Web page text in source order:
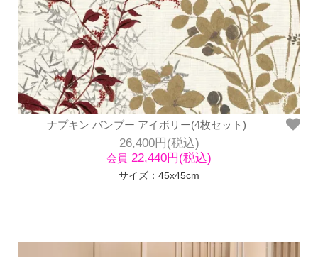
ナプキン バンブー アイボリー(4枚セット)
26,400円(税込)
会員 22,440円(税込)
サイズ：45x45cm